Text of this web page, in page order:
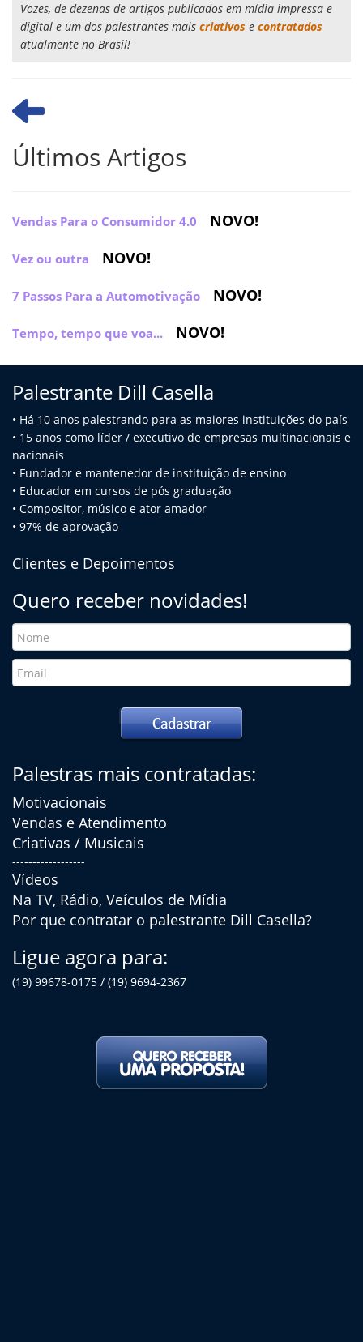
Vozes, de dezenas de artigos publicados em mídia impressa e
digital e um dos palestrantes mais criativos e contratados
atualmente no Brasil!
Últimos Artigos
Vendas Para o Consumidor 4.0 NOVO!
Vez ou outra NOVO!
7 Passos Para a Automotivação NOVO!
Tempo, tempo que voa... NOVO!
Palestrante Dill Casella
• Há 10 anos palestrando para as maiores instituições do país
• 15 anos como líder / executivo de empresas multinacionais e
nacionais
• Fundador e mantenedor de instituição de ensino
• Educador em cursos de pós graduação
• Compositor, músico e ator amador
• 97% de aprovação
Clientes e Depoimentos
Quero receber novidades!
Palestras mais contratadas:
Motivacionais
Vendas e Atendimento
Criativas / Musicais
------------------
Vídeos
Na TV, Rádio, Veículos de Mídia
Por que contratar o palestrante Dill Casella?
Ligue agora para:
(19) 99678-0175 / (19) 9694-2367